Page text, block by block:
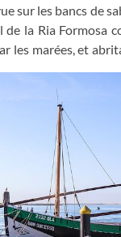
sur les bancs de
la Ria Formosa
les marées, et
balisée longeant
chemins
jusqu’à Olhão,